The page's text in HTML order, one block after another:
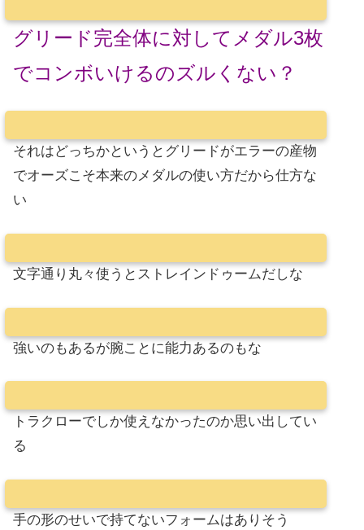
グリード完全体に対してメダル3枚
でコンボいけるのズルくない？
それはどっちかというとグリードがエラーの産物
でオーズこそ本来のメダルの使い方だから仕方な
い
文字通り丸々使うとストレインドゥームだしな
強いのもあるが腕ことに能力あるのもな
トラクローでしか使えなかったのか思い出してい
る
手の形のせいで持てないフォームはありそう